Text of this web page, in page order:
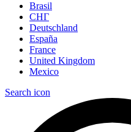
Brasil
СНГ
Deutschland
España
France
United Kingdom
Mexico
Search icon